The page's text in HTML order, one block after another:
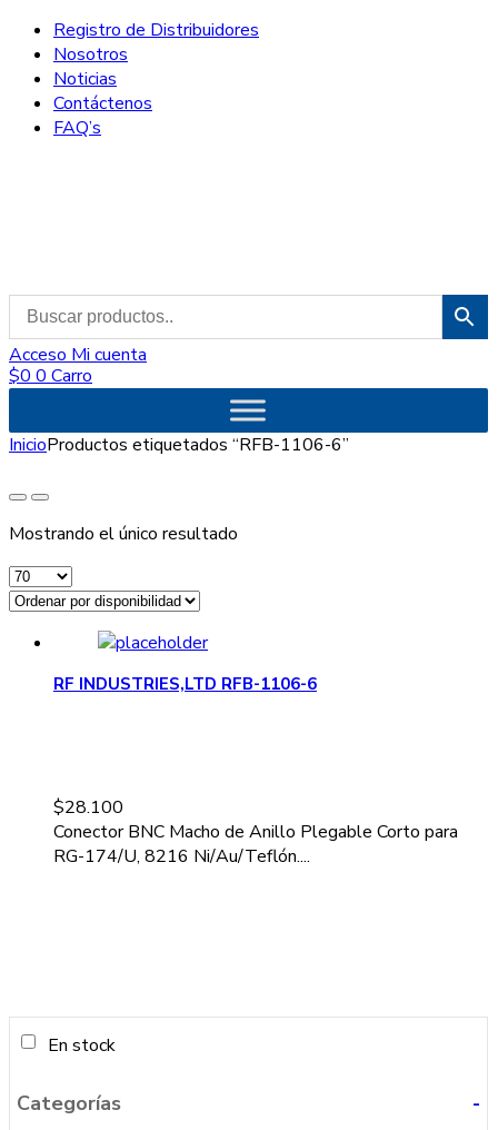
Registro de Distribuidores
Nosotros
Noticias
Contáctenos
FAQ’s
Acceso Mi cuenta
$0 0 Carro
InicioProductos etiquetados “RFB-1106-6”
Mostrando el único resultado
RF INDUSTRIES,LTD RFB-1106-6
$28.100
Conector BNC Macho de Anillo Plegable Corto para
RG-174/U, 8216 Ni/Au/Teflón....
En stock
Categorías -